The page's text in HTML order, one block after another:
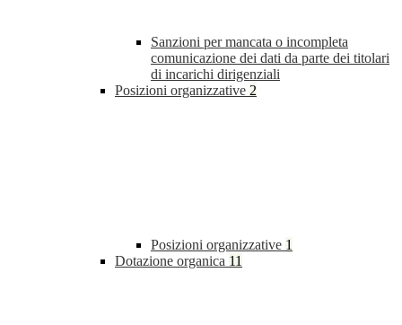
Sanzioni per mancata o incompleta
comunicazione dei dati da parte dei titolari
di incarichi dirigenziali
Posizioni organizzative 2
Posizioni organizzative 1
Dotazione organica 11